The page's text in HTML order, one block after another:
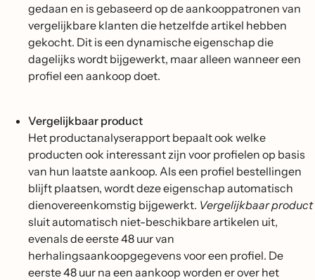
gedaan en is gebaseerd op de aankooppatronen van
vergelijkbare klanten die hetzelfde artikel hebben
gekocht. Dit is een dynamische eigenschap die
dagelijks wordt bijgewerkt, maar alleen wanneer een
profiel een aankoop doet.
Vergelijkbaar product
Het productanalyserapport bepaalt ook welke
producten ook interessant zijn voor profielen op basis
van hun laatste aankoop. Als een profiel bestellingen
blijft plaatsen, wordt deze eigenschap automatisch
dienovereenkomstig bijgewerkt. Vergelijkbaar product
sluit automatisch niet-beschikbare artikelen uit,
evenals de eerste 48 uur van
herhalingsaankoopgegevens voor een profiel. De
eerste 48 uur na een aankoop worden er over het